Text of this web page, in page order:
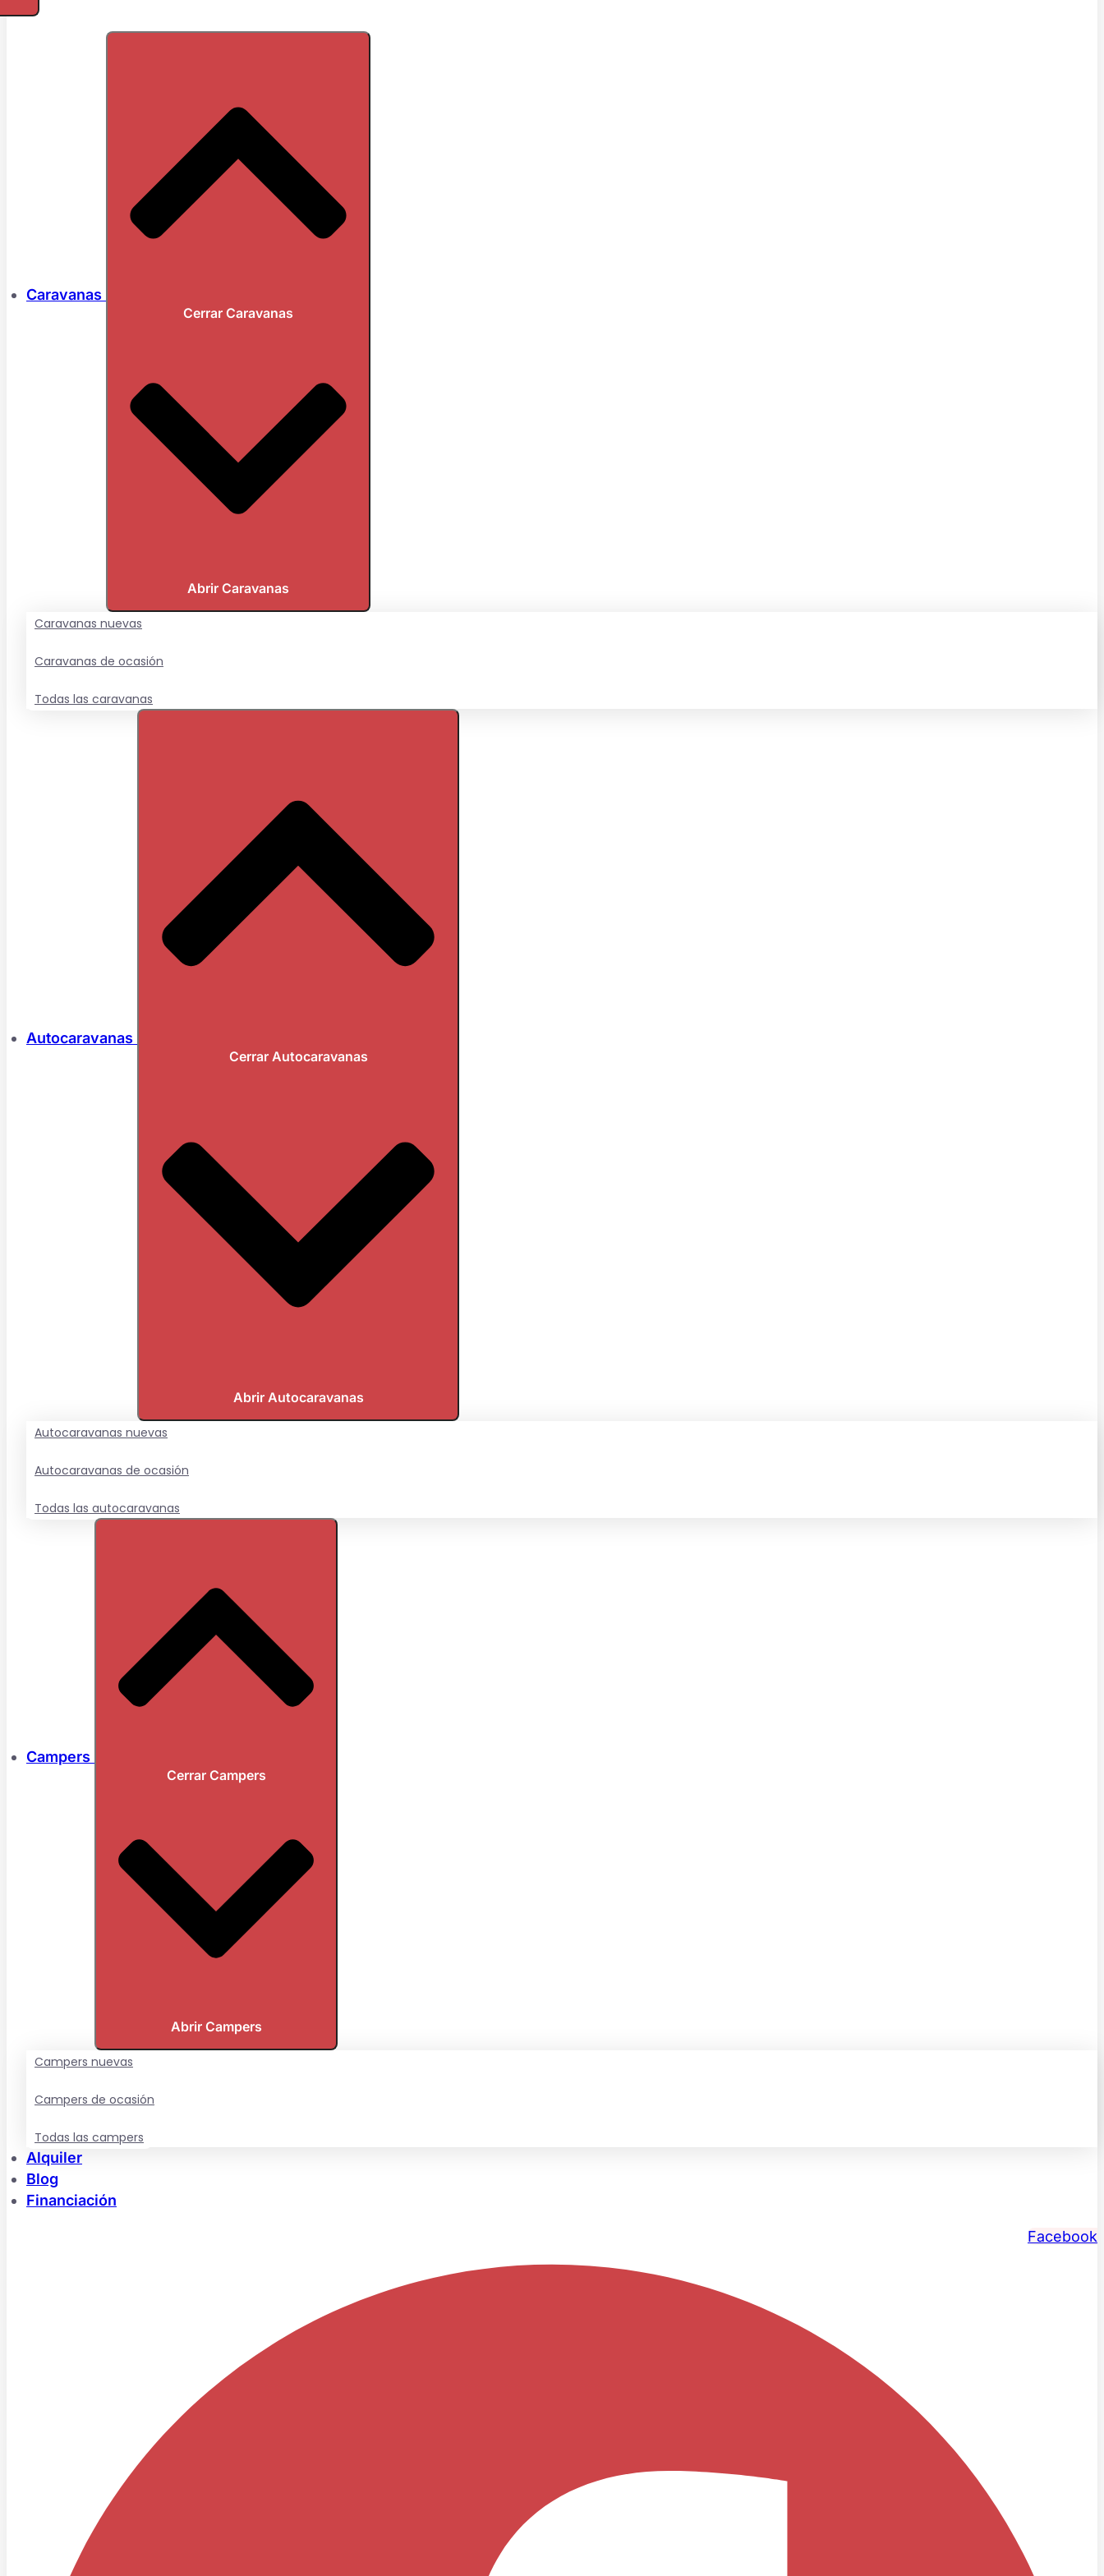
Caravanas
Cerrar Caravanas
Abrir Caravanas
Caravanas nuevas
Caravanas de ocasión
Todas las caravanas
Autocaravanas
Cerrar Autocaravanas
Abrir Autocaravanas
Autocaravanas nuevas
Autocaravanas de ocasión
Todas las autocaravanas
Campers
Cerrar Campers
Abrir Campers
Campers nuevas
Campers de ocasión
Todas las campers
Alquiler
Blog
Financiación
Facebook